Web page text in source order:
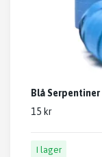
Blå Serpentiner
15 kr
I lager